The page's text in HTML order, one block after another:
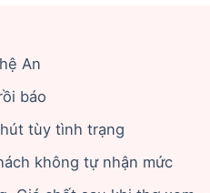
An
báo
tùy tình trạng
không tự nhận mức